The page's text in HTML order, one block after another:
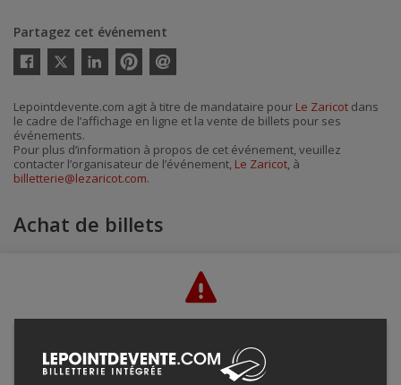
Partagez cet événement
Twitter
courriel
Lepointdevente.com agit à titre de mandataire pour Le Zaricot dans
le cadre de l’affichage en ligne et la vente de billets pour ses
événements.
Pour plus d’information à propos de cet événement, veuillez
contacter l’organisateur de l’événement, Le Zaricot, à
billetterie@lezaricot.com.
Achat de billets
Merci de confirmer que vous n'êtes pas un